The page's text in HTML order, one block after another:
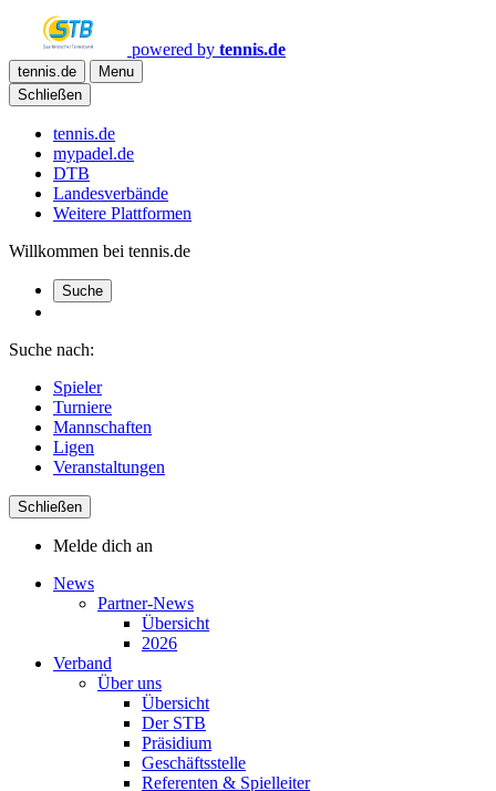
powered by tennis.de
tennis.de
Menu
Schließen
tennis.de
mypadel.de
DTB
Landesverbände
Weitere Plattformen
Willkommen bei tennis.de
Suche
Suche nach:
Spieler
Turniere
Mannschaften
Ligen
Veranstaltungen
Schließen
Melde dich an
News
Partner-News
Übersicht
2026
Verband
Über uns
Übersicht
Der STB
Präsidium
Geschäftsstelle
Referenten & Spielleiter